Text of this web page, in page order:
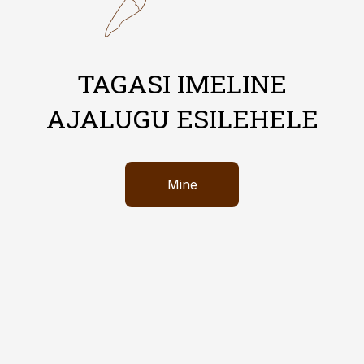
TAGASI IMELINE
AJALUGU ESILEHELE
Mine